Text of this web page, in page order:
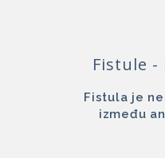
Fistule -
Fistula je
između